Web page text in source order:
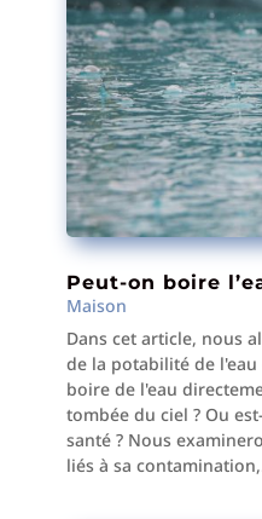
Peut-on boire
Maison
Dans cet article, nous
de la potabilité de
boire de l'eau
tombée du ciel ? Ou
santé ? Nous
liés à sa